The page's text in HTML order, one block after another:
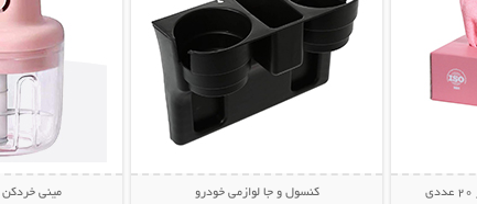
کنسول و جا لوازمی خودرو مینی خردکن